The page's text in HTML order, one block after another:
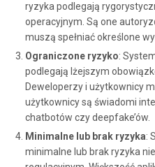
ryzyka podlegają
operacyjnym. Są one
muszą spełniać określone
Ograniczone ryzyko:
podlegają lżejszym
Deweloperzy i użytkownicy
użytkownicy są świadomi
chatbotów czy deepfake’ów.
Minimalne lub brak ryzyka:
minimalne lub brak ryzyka